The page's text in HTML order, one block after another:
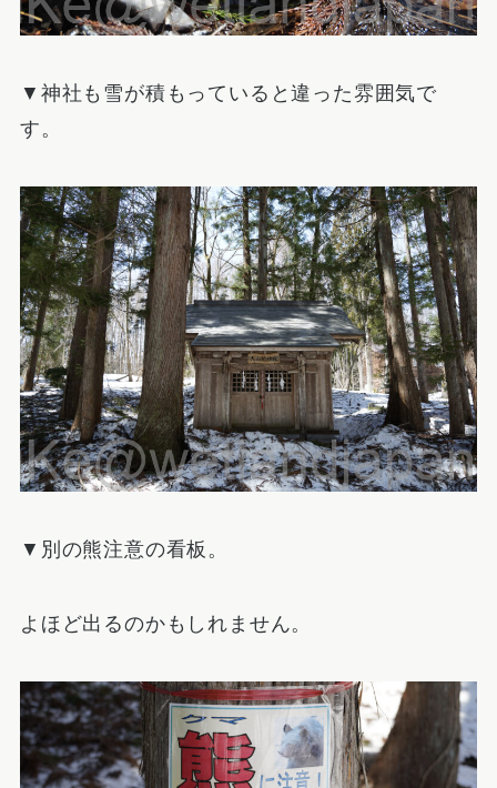
▼神社も雪が積もっていると違った雰囲気で
す。
▼別の熊注意の看板。
よほど出るのかもしれません。